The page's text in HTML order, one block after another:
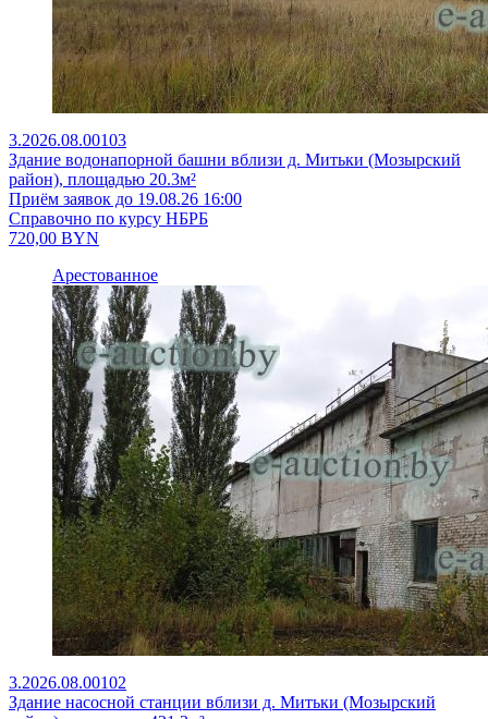
3.2026.08.00103
Здание водонапорной башни вблизи д. Митьки (Мозырский
район), площадью 20.3м²
Приём заявок до 19.08.26 16:00
Справочно по курсу НБРБ
720,00 BYN
Арестованное
3.2026.08.00102
Здание насосной станции вблизи д. Митьки (Мозырский